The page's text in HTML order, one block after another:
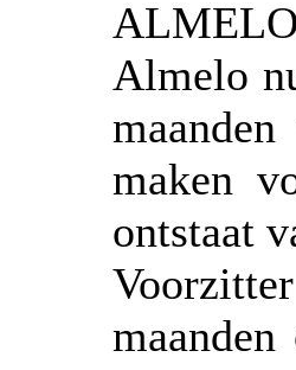
Almelo
maken
ontstaat